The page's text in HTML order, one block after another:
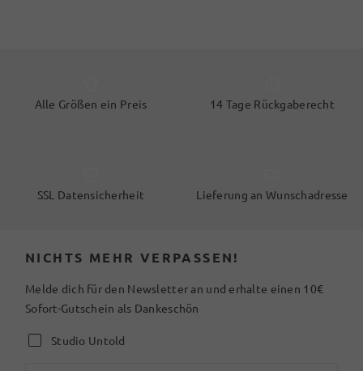
Alle Größen ein Preis 14 Tage Rückgaberecht
SSL Datensicherheit Lieferung an Wunschadresse
NICHTS MEHR VERPASSEN!
Melde dich für den Newsletter an und erhalte einen 10€
Sofort-Gutschein als Dankeschön
Studio Untold